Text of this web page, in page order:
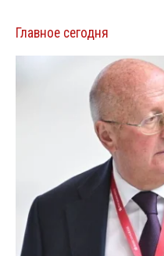
Главное сегодня